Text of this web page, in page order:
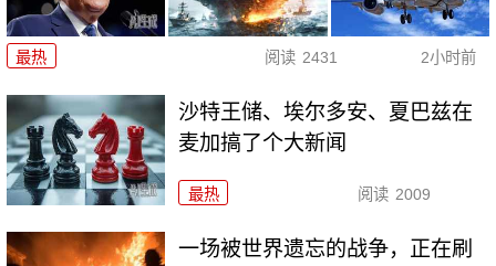
最热 阅读 2431 2小时前
沙特王储、埃尔多安、夏巴兹在
麦加搞了个大新闻
最热 阅读 2009
一场被世界遗忘的战争，正在刷